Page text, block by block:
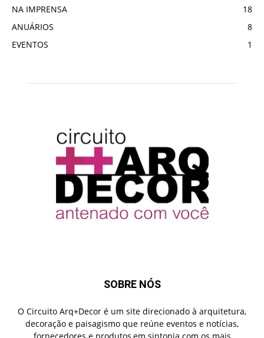
NA IMPRENSA
18
ANUÁRIOS
8
EVENTOS
1
SOBRE NÓS
O Circuito Arq+Decor é um site direcionado à arquitetura,
decoração e paisagismo que reúne eventos e notícias,